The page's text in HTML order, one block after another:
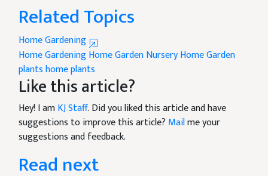
Related Topics
Home Gardening
Home GardeningHome Garden NurseryHome Garden
plantshome plants
Like this article?
Hey! I amKJ Staff. Did you liked this article and have
suggestions to improve this article? Mailme your
suggestions and feedback.
Read next